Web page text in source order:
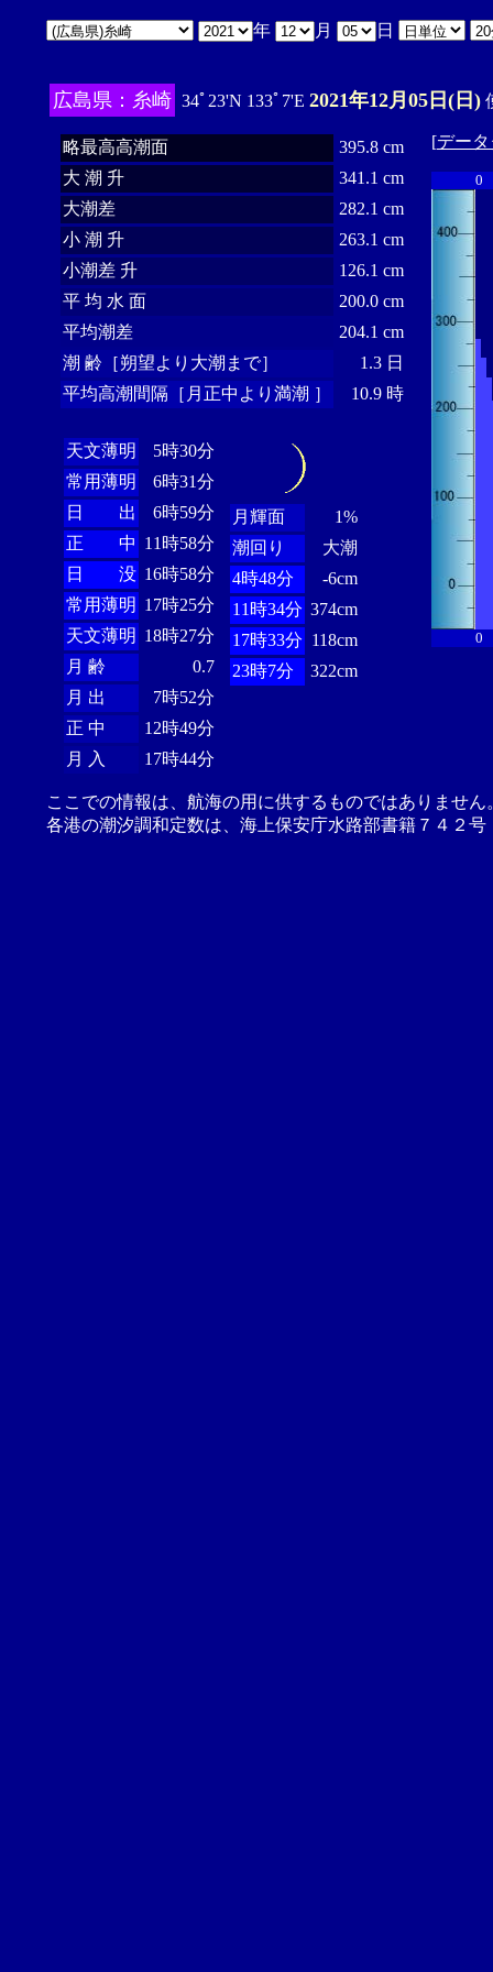
年 月 日
広島県：糸崎 34ﾟ23'N 133ﾟ7'E 2021年12月05日(日)
略最高高潮面
395.8 cm
大 潮 升
341.1 cm
大潮差
282.1 cm
小 潮 升
263.1 cm
小潮差 升
126.1 cm
平 均 水 面
200.0 cm
平均潮差
204.1 cm
潮 齢［朔望より大潮まで］
1.3 日
平均高潮間隔［月正中より満潮 ］
10.9 時
天文薄明
5時30分
常用薄明
6時31分
日 出
6時59分
正 中 11時58分
日 没 16時58分
常用薄明 17時25分
天文薄明 18時27分
月 齢
0.7
月 出
7時52分
正 中
12時49分
月 入
17時44分
月輝面
1%
潮回り
大潮
4時48分
-6cm
11時34分 374cm
17時33分 118cm
23時7分
322cm
[デー
0
0
ここでの情報は、航海の用に供するものではありませ
各港の潮汐調和定数は、海上保安庁水路部書籍７４２